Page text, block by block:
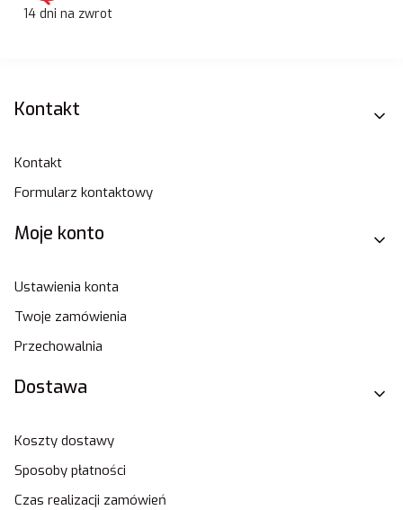
14 dni na zwrot
Linki w stopce
Kontakt
Kontakt
Formularz kontaktowy
Moje konto
Ustawienia konta
Twoje zamówienia
Przechowalnia
Dostawa
Koszty dostawy
Sposoby płatności
Czas realizacji zamówień